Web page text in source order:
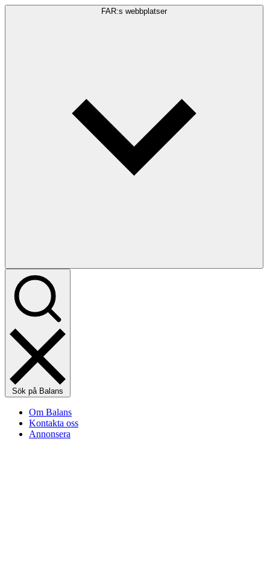
FAR:s webbplatser
Sök på Balans
Om Balans
Kontakta oss
Annonsera